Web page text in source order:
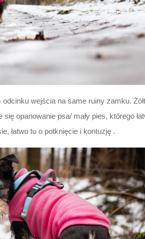
wejścia na same ruiny zamku.
opanowanie psa/ mały pies, którego
łatwo tu o potknięcie i kontuzję .